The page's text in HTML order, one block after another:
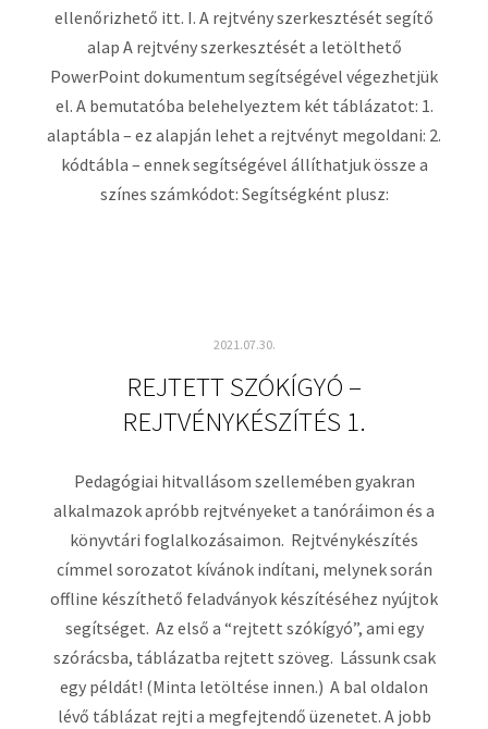
ellenőrizhető itt. I. A rejtvény szerkesztését segítő
alap A rejtvény szerkesztését a letölthető
PowerPoint dokumentum segítségével végezhetjük
el. A bemutatóba belehelyeztem két táblázatot: 1.
alaptábla – ez alapján lehet a rejtvényt megoldani: 2.
kódtábla – ennek segítségével állíthatjuk össze a
színes számkódot: Segítségként plusz:
2021.07.30.
REJTETT SZÓKÍGYÓ –
REJTVÉNYKÉSZÍTÉS 1.
Pedagógiai hitvallásom szellemében gyakran
alkalmazok apróbb rejtvényeket a tanóráimon és a
könyvtári foglalkozásaimon. Rejtvénykészítés
címmel sorozatot kívánok indítani, melynek során
offline készíthető feladványok készítéséhez nyújtok
segítséget. Az első a “rejtett szókígyó”, ami egy
szórácsba, táblázatba rejtett szöveg. Lássunk csak
egy példát! (Minta letöltése innen.) A bal oldalon
lévő táblázat rejti a megfejtendő üzenetet. A jobb